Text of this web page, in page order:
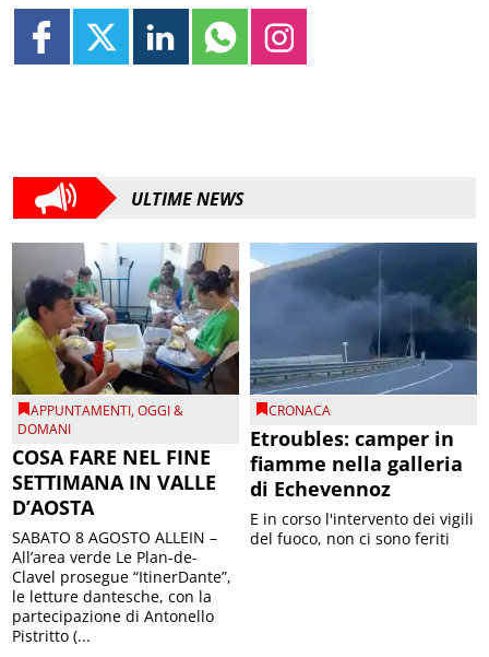
ULTIME NEWS
APPUNTAMENTI,OGGI &
DOMANI
COSA FARE NEL FINE
SETTIMANA IN VALLE
D’AOSTA
SABATO 8 AGOSTO ALLEIN –
All’area verde Le Plan-de-
Clavel prosegue “ItinerDante”,
le letture dantesche, con la
partecipazione di Antonello
Pistritto (...
CRONACA
Etroubles: camper in
fiamme nella galleria
di Echevennoz
E in corso l'intervento dei vigili
del fuoco, non ci sono feriti